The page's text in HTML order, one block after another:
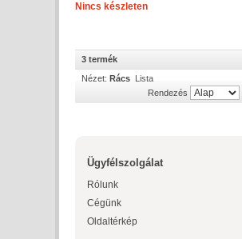
Nincs készleten
3 termék
Nézet: Rács Lista
Rendezés
Ügyfélszolgálat
Rólunk
Cégünk
Oldaltérkép